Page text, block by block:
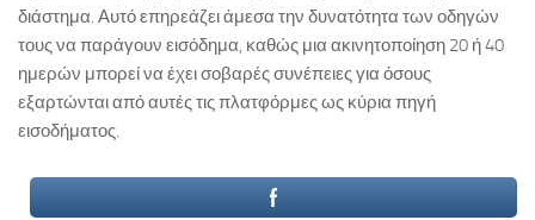
διάστημα. Αυτό επηρεάζει άμεσα την δυνατότητα των οδηγών
τους να παράγουν εισόδημα, καθώς μια ακινητοποίηση 20 ή 40
ημερών μπορεί να έχει σοβαρές συνέπειες για όσους
εξαρτώνται από αυτές τις πλατφόρμες ως κύρια πηγή
εισοδήματος.